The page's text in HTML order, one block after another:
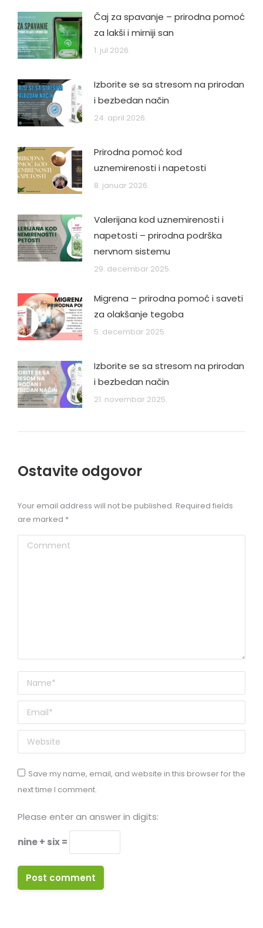
Čaj za spavanje – prirodna pomoć
za lakši i mirniji san
1. jul 2026.
Izborite se sa stresom na prirodan
i bezbedan način
24. april 2026.
Prirodna pomoć kod
uznemirenosti i napetosti
8. januar 2026.
Valerijana kod uznemirenosti i
napetosti – prirodna podrška
nervnom sistemu
29. decembar 2025.
Migrena – prirodna pomoć i saveti
za olakšanje tegoba
5. decembar 2025.
Izborite se sa stresom na prirodan
i bezbedan način
21. novembar 2025.
Ostavite odgovor
Your email address will not be published. Required fields
are marked *
Comment
Name *
Email *
Website
Save my name, email, and website in this browser for the
next time I comment.
Please enter an answer in digits:
nine + six =
Post comment